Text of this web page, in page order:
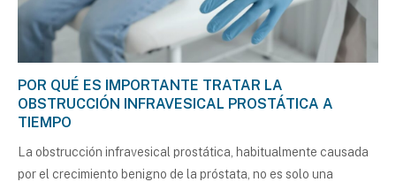
POR QUÉ ES IMPORTANTE TRATAR LA
OBSTRUCCIÓN INFRAVESICAL PROSTÁTICA A
TIEMPO
La obstrucción infravesical prostática, habitualmente causada
por el crecimiento benigno de la próstata, no es solo una